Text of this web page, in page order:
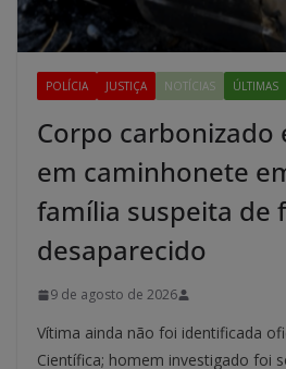
POLÍCIA JUSTIÇA NOTÍCIAS ÚLTIMAS
Corpo carbonizado
em caminhonete
família suspeita de
desaparecido
9 de agosto de 2026
Vítima ainda não foi identificada
Científica; homem investigado foi